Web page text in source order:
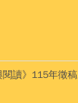
閱讀》115年徵